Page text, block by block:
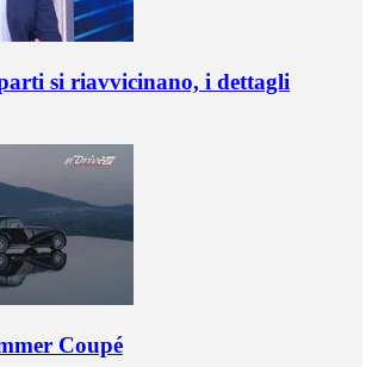
si riavvicinano, i dettagli
Coupé